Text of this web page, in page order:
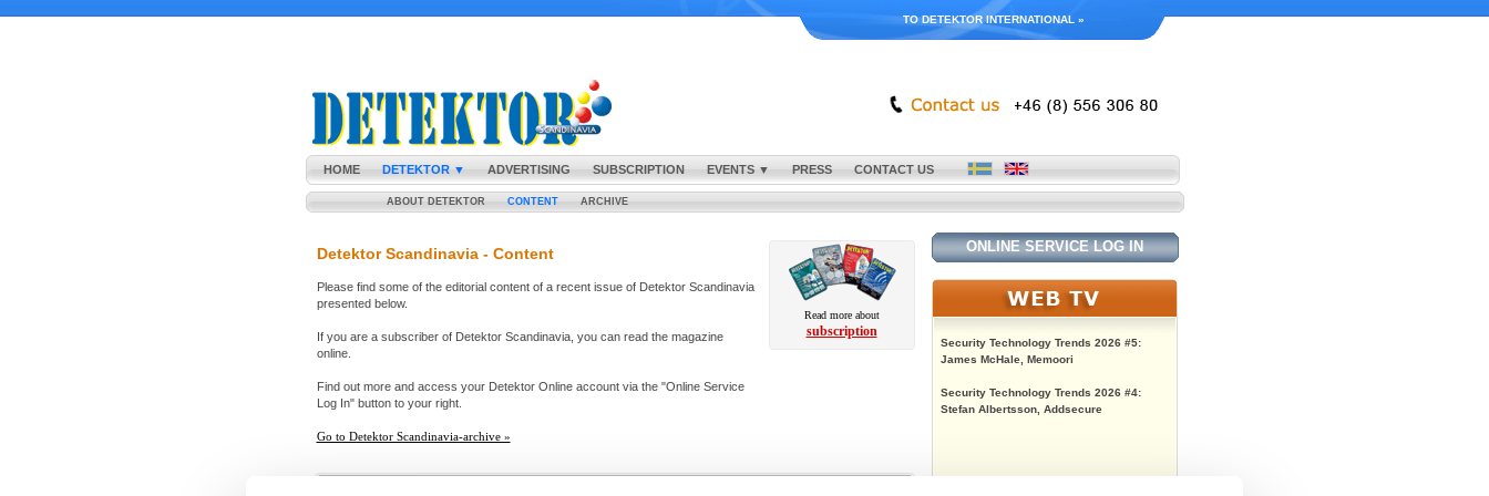
TO DETEKTOR INTERNATIONAL »
HOME DETEKTOR ▼ ADVERTISING SUBSCRIPTION EVENTS ▼ PRESS CONTACT US
ABOUT DETEKTOR CONTENT ARCHIVE
Detektor Scandinavia - Content
Please find some of the editorial content of a recent issue of Detektor Scandinavia
presented below.
If you are a subscriber of Detektor Scandinavia, you can read the magazine
online.
Find out more and access your Detektor Online account via the "Online Service
Log In" button to your right.
Go to Detektor Scandinavia-archive »
Read more about
subscription
ONLINE SERVICE LOG IN
Security Technology Trends 2026 #5:
James McHale, Memoori
Security Technology Trends 2026 #4:
Stefan Albertsson, Addsecure